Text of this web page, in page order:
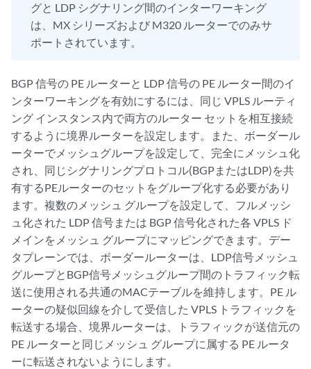
グと LDP シグナリング間のインターワーキング
は、MX シリーズおよび M320 ルーターでのみサ
ポートされています。
BGP 信号の PE ルーターと LDP 信号の PE ルーター間のイ
ンターワーキングを有効にするには、同じ VPLS ルーティ
ング インスタンス内で両方のルーター セットを相互接続
するように境界ルーターを設定します。また、ボーダール
ーターでメッシュグループを設定して、完全にメッシュ化
され、同じシグナリングプロトコル(BGPまたはLDP)を共
有するPEルーターのセットをグループ化する必要があり
ます。複数のメッシュ グループを設定して、フルメッシ
ュ化された LDP 信号または BGP 信号化された各 VPLS ド
メインをメッシュ グループにマッピングできます。デー
タプレーンでは、ボーダールーターは、LDP信号メッシュ
グループとBGP信号メッシュグループ間のトラフィック転
送に使用される共通のMACテーブルを維持します。PE ル
ーターの疑似回線を介して受信した VPLS トラフィックを
転送する場合、境界ルーターは、トラフィックが送信元の
PE ルーターと同じメッシュ グループに属する PE ルータ
ーに転送されないようにします。